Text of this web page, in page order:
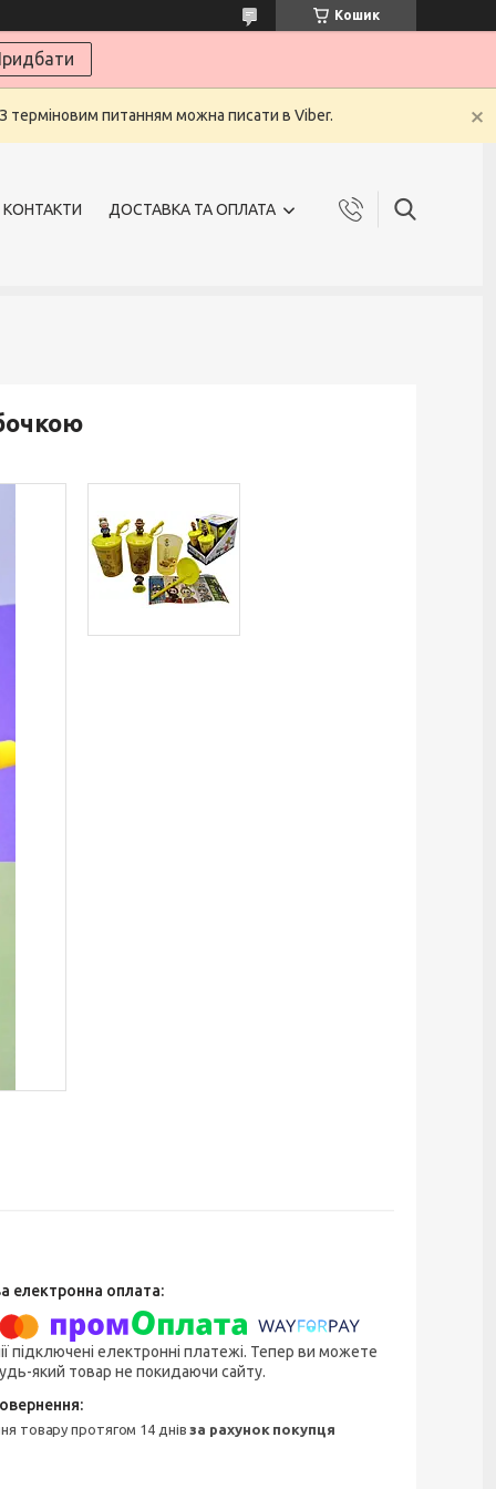
Кошик
терміновим питанням можна писати в Viber.
КОНТАКТИ ДОСТАВКА ТА ОПЛАТА
підключені електронні платежі. Тепер ви можете
який товар не покидаючи сайту.
товару протягом 14 днівза рахунок покупця